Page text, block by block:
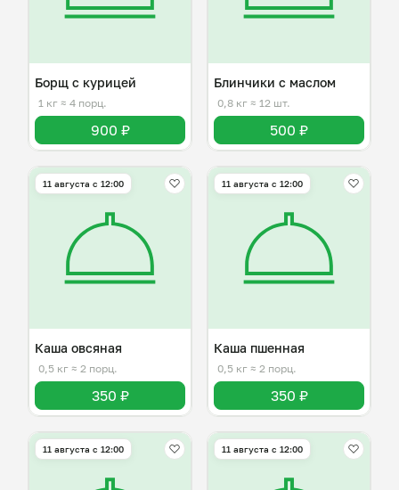
Борщ с курицей
1 кг ≈ 4 порц.
900 ₽
Блинчики с маслом
0,8 кг ≈ 12 шт.
500 ₽
11 августа с 12:00
Каша овсяная
0,5 кг ≈ 2 порц.
350 ₽
11 августа с 12:00
Каша пшенная
0,5 кг ≈ 2 порц.
350 ₽
11 августа с 12:00 11 августа с 12:00